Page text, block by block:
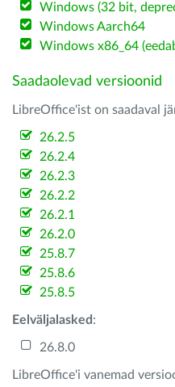
Windows (32 bit,
Windows Aarch64
Windows x86_64
Saadaolevad versioonid
LibreOffice'ist on saadaval
26.2.5
26.2.4
26.2.3
26.2.2
26.2.1
26.2.0
25.8.7
25.8.6
25.8.5
Eelväljalasked :
26.8.0
LibreOffice'i vanemad